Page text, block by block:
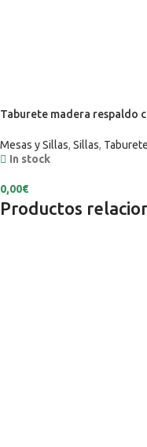
Taburete madera respaldo
Mesas y Sillas, Sillas,
In stock
0,00€
Productos